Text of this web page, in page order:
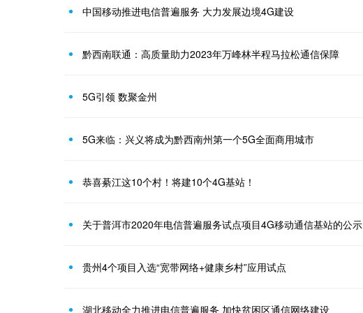
中国移动推进电信普遍服务 大力发展边境4G建设
黔西南联通：高质量助力2023年万峰林半程马拉松通信保障
5G引领 数聚金州
5G来临：兴义将成为黔西南州第一个5G全面商用城市
恭喜綦江这10个村！将建10个4G基站！
关于普洱市2020年电信普遍服务试点项目4G移动通信基站的公示
贵州4个项目入选“宽带网络+健康乡村”应用试点
湖北移动全力推进电信普遍服务 加快贫困区通信网络建设